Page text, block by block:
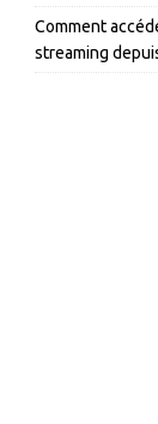
Comment
streaming